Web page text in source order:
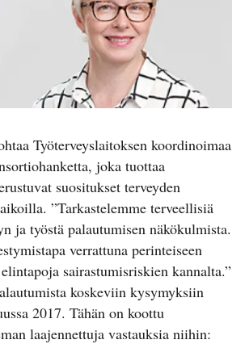
Työterveyslaitoksen koordinoimaa
joka tuottaa
suositukset terveyden
”Tarkastelemme terveellisiä
ja työstä palautumisen näkökulmista.
verrattuna perinteiseen
sairastumisriskien kannalta.”
koskeviin kysymyksiin
2017. Tähän on koottu
laajennettuja vastauksia niihin: